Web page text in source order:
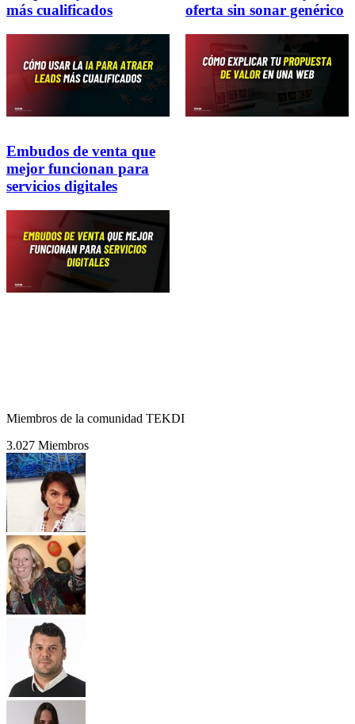
más cualificados
oferta sin sonar genérico
Embudos de venta que
mejor funcionan para
servicios digitales
Miembros de la comunidad TEKDI
3.027 Miembros